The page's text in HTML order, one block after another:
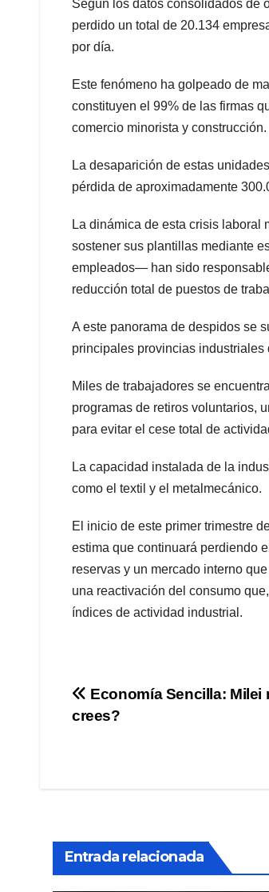
Según los datos consolidados de
perdido un total de 20.134
por día.
Este fenómeno ha golpeado de
constituyen el 99% de las firmas
comercio minorista y construcción.
La desaparición de estas
pérdida de aproximadamente
La dinámica de esta crisis laboral
sostener sus plantillas mediante
empleados— han sido
reducción total de puestos de
A este panorama de despidos se
principales provincias industriales
Miles de trabajadores se
programas de retiros voluntarios,
para evitar el cese total de
La capacidad instalada de la
como el textil y el metalmecánico.
El inicio de este primer trimestre
estima que continuará perdiendo
reservas y un mercado interno
una reactivación del consumo
índices de actividad industrial.
Navegación
Economía Sencilla: Milei
crees?
Entrada relacionada